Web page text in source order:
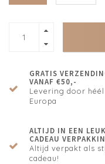
GRATIS
VANAF €50,-
Levering door héél
Europa
ALTIJD IN EEN
CADEAU
Altijd verpakt als
cadeau!